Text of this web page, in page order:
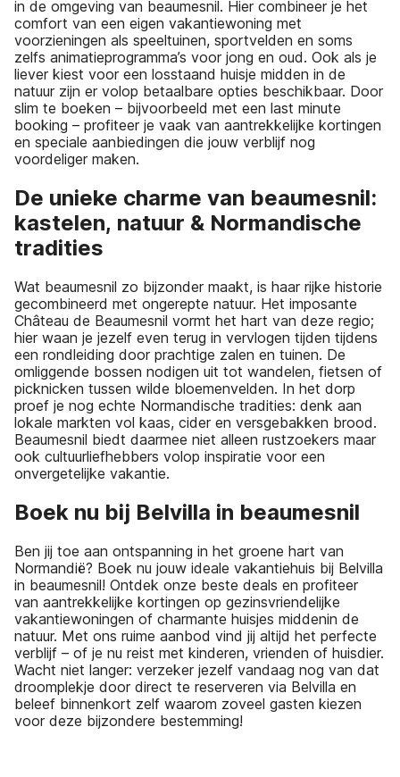
in de omgeving van beaumesnil. Hier combineer je het
comfort van een eigen vakantiewoning met
voorzieningen als speeltuinen, sportvelden en soms
zelfs animatieprogramma’s voor jong en oud. Ook als je
liever kiest voor een losstaand huisje midden in de
natuur zijn er volop betaalbare opties beschikbaar. Door
slim te boeken – bijvoorbeeld met een last minute
booking – profiteer je vaak van aantrekkelijke kortingen
en speciale aanbiedingen die jouw verblijf nog
voordeliger maken.
De unieke charme van beaumesnil:
kastelen, natuur & Normandische
tradities
Wat beaumesnil zo bijzonder maakt, is haar rijke historie
gecombineerd met ongerepte natuur. Het imposante
Château de Beaumesnil vormt het hart van deze regio;
hier waan je jezelf even terug in vervlogen tijden tijdens
een rondleiding door prachtige zalen en tuinen. De
omliggende bossen nodigen uit tot wandelen, fietsen of
picknicken tussen wilde bloemenvelden. In het dorp
proef je nog echte Normandische tradities: denk aan
lokale markten vol kaas, cider en versgebakken brood.
Beaumesnil biedt daarmee niet alleen rustzoekers maar
ook cultuurliefhebbers volop inspiratie voor een
onvergetelijke vakantie.
Boek nu bij Belvilla in beaumesnil
Ben jij toe aan ontspanning in het groene hart van
Normandië? Boek nu jouw ideale vakantiehuis bij Belvilla
in beaumesnil! Ontdek onze beste deals en profiteer
van aantrekkelijke kortingen op gezinsvriendelijke
vakantiewoningen of charmante huisjes middenin de
natuur. Met ons ruime aanbod vind jij altijd het perfecte
verblijf – of je nu reist met kinderen, vrienden of huisdier.
Wacht niet langer: verzeker jezelf vandaag nog van dat
droomplekje door direct te reserveren via Belvilla en
beleef binnenkort zelf waarom zoveel gasten kiezen
voor deze bijzondere bestemming!